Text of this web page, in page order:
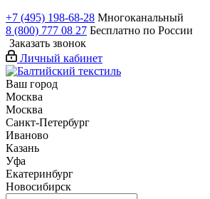
+7 (495) 198-68-28 Многоканальный
8 (800) 777 08 27 Бесплатно по России
Заказать звонок
Личный кабинет
Ваш город
Москва
Москва
Санкт-Петербург
Иваново
Казань
Уфа
Екатеринбург
Новосибирск